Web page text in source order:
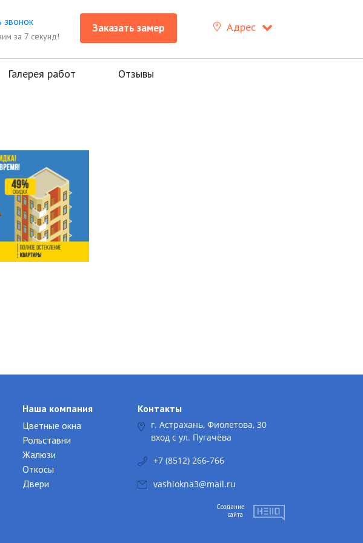
звонок
за 7 секунд!
Заказать замер Адрес
Галерея работ Отзывы
Наша компания
Цветные окна
Рольставни
Жалюзи
Откосы
Двери
Контакты
г. Астрахань, Фиолетова, 30
вход с ул. Пугачёва
+7 (8512) 266-766
vashiokna3@mail.ru
Создание
сайта